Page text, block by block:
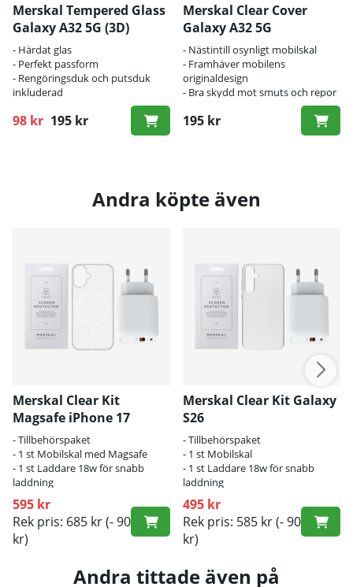
Merskal Tempered Glass
Galaxy A32 5G (3D)
- Härdat glas
- Perfekt passform
- Rengöringsduk och putsduk
inkluderad
98 kr 195 kr
Ordinarie pris:
Merskal Clear Cover
Galaxy A32 5G
- Nästintill osynligt mobilskal
- Framhäver mobilens
originaldesign
- Bra skydd mot smuts och repor
195 kr
Andra köpte även
Merskal Clear Kit
Magsafe iPhone 17
- Tillbehörspaket
- 1 st Mobilskal med Magsafe
- 1 st Laddare 18w för snabb
laddning
595 kr
Rek pris: 685 kr(- 90
kr)
Merskal Clear Kit Galaxy
S26
- Tillbehörspaket
- 1 st Mobilskal
- 1 st Laddare 18w för snabb
laddning
495 kr
Rek pris: 585 kr(- 90
kr)
Andra tittade även på